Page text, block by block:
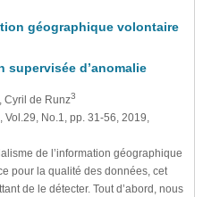
géographique volontaire
supervisée d’anomalie
, Cyril de Runz3
, Vol.29, No.1, pp. 31-56, 2019,
de l’information géographique
pour la qualité des données, cet
de le détecter. Tout d’abord, nous